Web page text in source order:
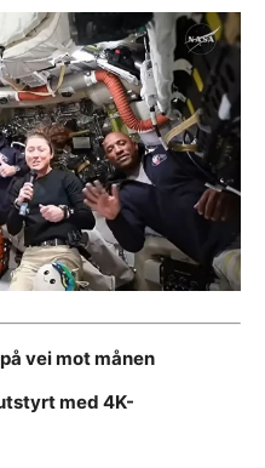
vei mot månen
med 4K-